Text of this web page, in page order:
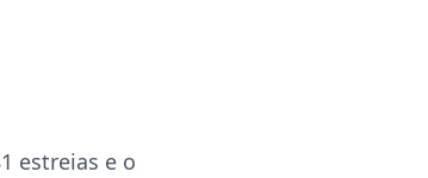
estreias e o